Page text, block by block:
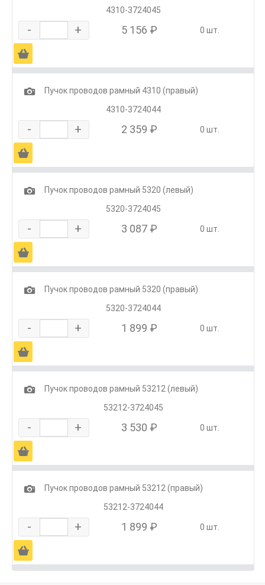
4310-3724045
- + 5 156 ₽ 0 шт.
Ä
1
Пучок проводов рамный 4310 (правый)
4310-3724044
- + 2 359 ₽ 0 шт.
Ä
1
Пучок проводов рамный 5320 (левый)
5320-3724045
- + 3 087 ₽ 0 шт.
Ä
1
Пучок проводов рамный 5320 (правый)
5320-3724044
- + 1 899 ₽ 0 шт.
Ä
1
Пучок проводов рамный 53212 (левый)
53212-3724045
- + 3 530 ₽ 0 шт.
Ä
1
Пучок проводов рамный 53212 (правый)
53212-3724044
- + 1 899 ₽ 0 шт.
Ä